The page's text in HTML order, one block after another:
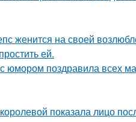
женится на своей
ей.
юмором поздравила всех
показала лицо